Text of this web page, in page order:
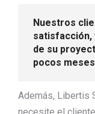
Nuestros
satisfacción,
de su
pocos
Además, Libertis